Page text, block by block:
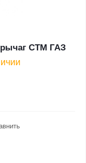
CTM ГАЗ